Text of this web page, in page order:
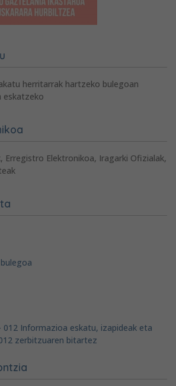
herritarrak hartzeko bulegoan
eskatzeko
Erregistro Elektronikoa, Iragarki Ofizialak,
Informazioa eskatu, izapideak eta
zerbitzuaren bitartez